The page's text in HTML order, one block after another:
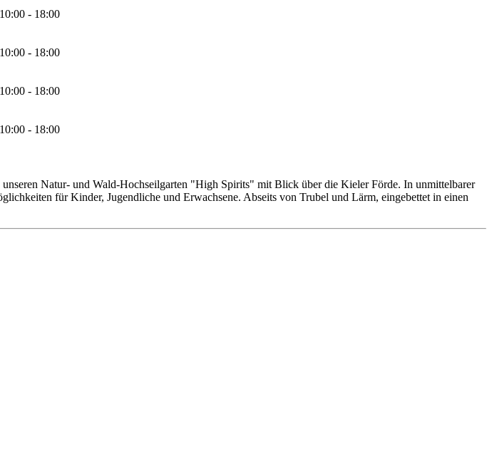
10:00 - 18:00
10:00 - 18:00
10:00 - 18:00
10:00 - 18:00
Natur- und Wald-Hochseilgarten "High Spirits" mit Blick über die Kieler Förde. In unmittelbarer
für Kinder, Jugendliche und Erwachsene. Abseits von Trubel und Lärm, eingebettet in einen